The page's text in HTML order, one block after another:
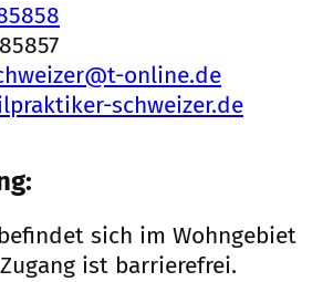
online.de
schweizer.de
sich im Wohngebiet
ist barrierefrei.